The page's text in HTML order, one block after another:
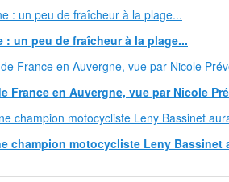
: un peu de fraîcheur à la plage...
France en Auvergne, vue par Nicole
champion motocycliste Leny Bassinet